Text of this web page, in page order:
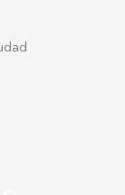
vistes al
Per
la
i amb